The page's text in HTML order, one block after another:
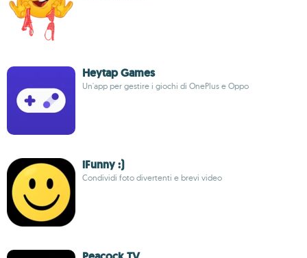
Heytap Games
Un'app per gestire i giochi di OnePlus e Oppo
iFunny :)
Condividi foto divertenti e brevi video